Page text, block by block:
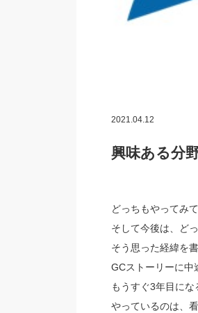
2021.04.12
興味ある分
どっちもやってみ
そして今後は、ど
そう思った経緯を書
GCストーリーに中
もうすぐ3年目にな
やっているのは、